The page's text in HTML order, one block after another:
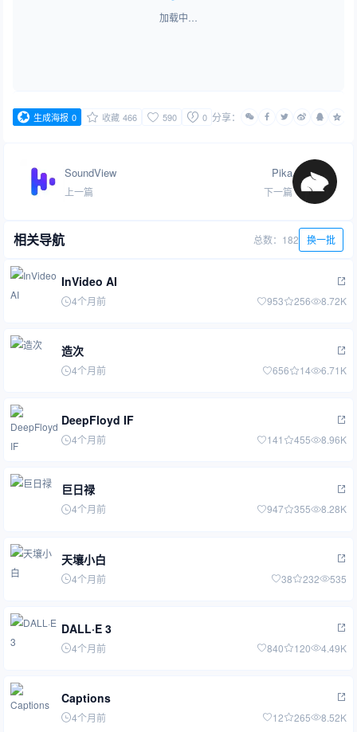
加载中…
生成海报 0 收藏 466 590 0 分享：
SoundView
上一篇
Pika
下一篇
相关导航 总数：182 换一批
InVideo AI
4个月前 953 256 8.72K
造次
4个月前 656 14 6.71K
DeepFloyd IF
4个月前 141 455 8.96K
巨日禄
4个月前 947 355 8.28K
天壤小白
4个月前 38 232 535
DALL·E 3
4个月前 840 120 4.49K
Captions
4个月前 12 265 8.52K